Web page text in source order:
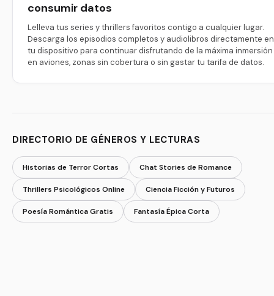
consumir datos
Lelleva tus series y thrillers favoritos contigo a cualquier lugar.
Descarga los episodios completos y audiolibros directamente en
tu dispositivo para continuar disfrutando de la máxima inmersión
en aviones, zonas sin cobertura o sin gastar tu tarifa de datos.
DIRECTORIO DE GÉNEROS Y LECTURAS
Historias de Terror Cortas Chat Stories de Romance
Thrillers Psicológicos Online Ciencia Ficción y Futuros
Poesía Romántica Gratis Fantasía Épica Corta